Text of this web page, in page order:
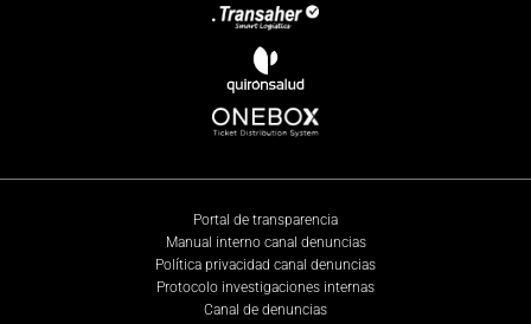
Portal de transparencia
Manual interno canal denuncias
Política privacidad canal denuncias
Protocolo investigaciones internas
Canal de denuncias